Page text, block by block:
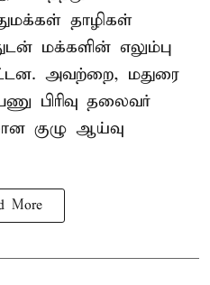
தாழிகள்
மக்களின் எலும்பு
அவற்றை, மதுரை
பிரிவு தலைவர்
குழு ஆய்வு
More